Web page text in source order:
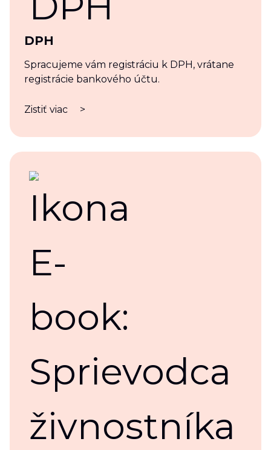
DPH
Spracujeme vám registráciu k DPH, vrátane
registrácie bankového účtu.
Zistiť viac >